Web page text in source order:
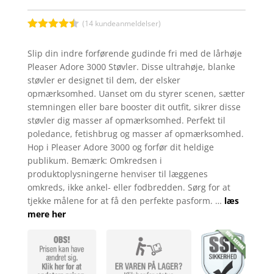
ud af 5
baseret
på
kundebedø
mmelser
(14 kundeanmeldelser)
Slip din indre forførende gudinde fri med de lårhøje
Pleaser Adore 3000 Støvler. Disse ultrahøje, blanke
støvler er designet til dem, der elsker
opmærksomhed. Uanset om du styrer scenen, sætter
stemningen eller bare booster dit outfit, sikrer disse
støvler dig masser af opmærksomhed. Perfekt til
poledance, fetishbrug og masser af opmærksomhed.
Hop i Pleaser Adore 3000 og forfør dit heldige
publikum. Bemærk: Omkredsen i
produktoplysningerne henviser til læggenes
omkreds, ikke ankel- eller fodbredden. Sørg for at
tjekke målene for at få den perfekte pasform. … læs
mere her